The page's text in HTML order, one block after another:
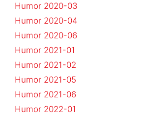
Humor 2020-03
Humor 2020-04
Humor 2020-06
Humor 2021-01
Humor 2021-02
Humor 2021-05
Humor 2021-06
Humor 2022-01